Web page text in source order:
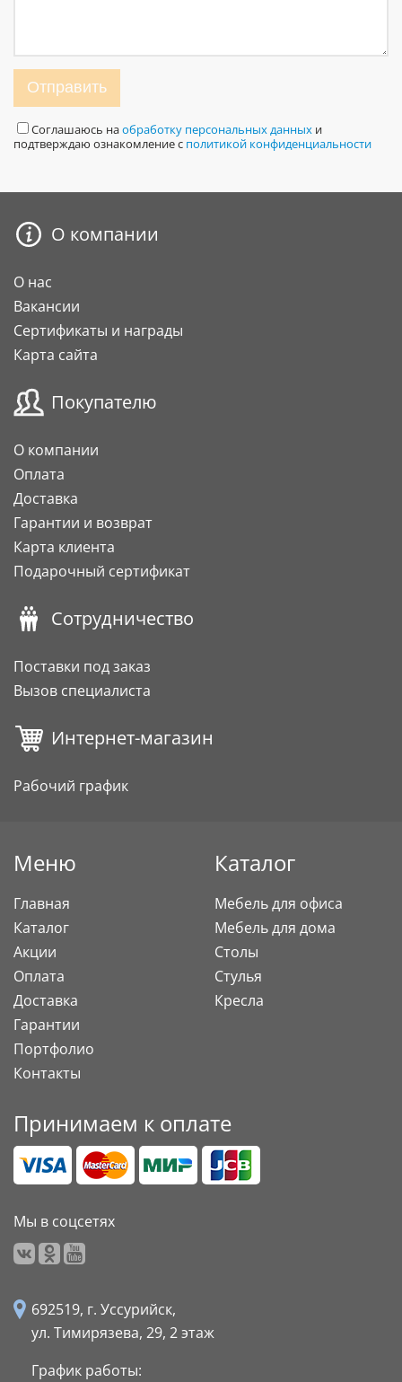
Отправить
Соглашаюсь наобработку персональных данных и
подтверждаю ознакомление с политикой конфиденциальности
О компании
О нас
Вакансии
Сертификаты и награды
Карта сайта
Покупателю
О компании
Оплата
Доставка
Гарантии и возврат
Карта клиента
Подарочный сертификат
Сотрудничество
Поставки под заказ
Вызов специалиста
Интернет-магазин
Рабочий график
Меню
Главная
Каталог
Акции
Оплата
Доставка
Гарантии
Портфолио
Контакты
Каталог
Мебель для офиса
Мебель для дома
Столы
Стулья
Кресла
Принимаем к оплате
Мы в соцсетях
692519, г. Уссурийск,
ул. Тимирязева, 29, 2 этаж
График работы: